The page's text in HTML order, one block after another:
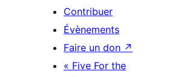
Contribuer
Évènements
Faire un don ↗
« Five For the